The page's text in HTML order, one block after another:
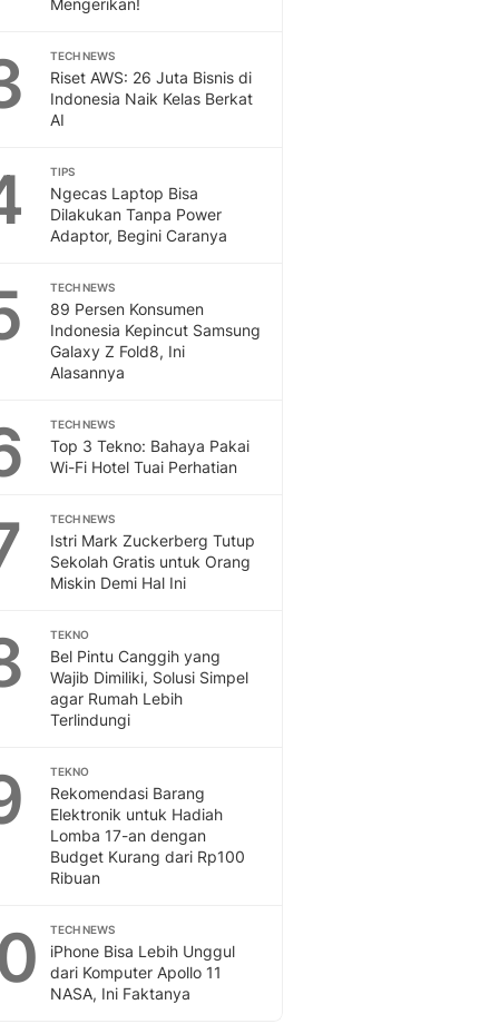
Mengerikan!
TECH NEWS
Riset AWS: 26 Juta Bisnis di
Indonesia Naik Kelas Berkat
AI
TIPS
Ngecas Laptop Bisa
Dilakukan Tanpa Power
Adaptor, Begini Caranya
TECH NEWS
89 Persen Konsumen
Indonesia Kepincut Samsung
Galaxy Z Fold8, Ini
Alasannya
TECH NEWS
Top 3 Tekno: Bahaya Pakai
Wi-Fi Hotel Tuai Perhatian
TECH NEWS
Istri Mark Zuckerberg Tutup
Sekolah Gratis untuk Orang
Miskin Demi Hal Ini
TEKNO
Bel Pintu Canggih yang
Wajib Dimiliki, Solusi Simpel
agar Rumah Lebih
Terlindungi
TEKNO
Rekomendasi Barang
Elektronik untuk Hadiah
Lomba 17-an dengan
Budget Kurang dari Rp100
Ribuan
TECH NEWS
iPhone Bisa Lebih Unggul
dari Komputer Apollo 11
NASA, Ini Faktanya